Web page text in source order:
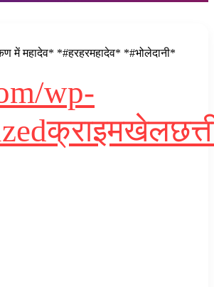
में महादेव* *#हरहरमहादेव* *#भोलेदानी*
wp-
क्राइमखेल